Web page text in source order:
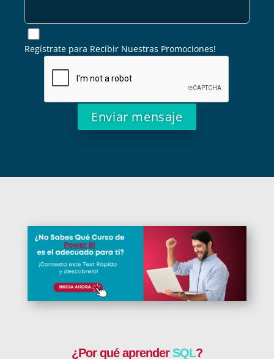
Regístrate para Recibir Nuestras Promociones!
¿Por qué aprenderSQL?